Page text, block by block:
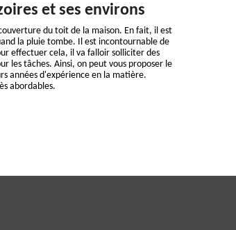
et ses environs
du toit de la maison. En fait, il est
la pluie tombe. Il est incontournable de
effectuer cela, il va falloir solliciter des
les tâches. Ainsi, on peut vous proposer le
années d'expérience en la matière.
abordables.